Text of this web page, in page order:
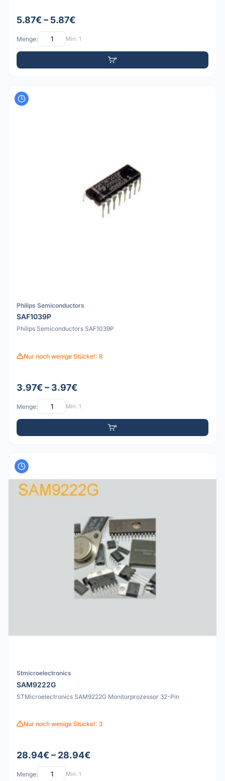
5.87€ – 5.87€
Menge: Min: 1
Philips Semiconductors
SAF1039P
Philips Semiconductors SAF1039P
Nur noch wenige Stücke!: 6
3.97€ – 3.97€
Menge: Min: 1
Stmicroelectronics
SAM9222G
STMicroelectronics SAM9222G Monitorprozessor 32-Pin
Nur noch wenige Stücke!: 3
28.94€ – 28.94€
Menge: Min: 1